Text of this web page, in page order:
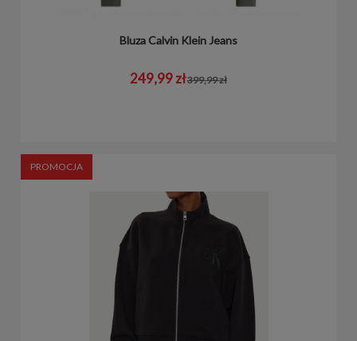
Bluza Calvin Klein Jeans
249,99 zł399,99 zł
PROMOCJA